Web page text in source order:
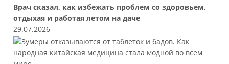
Врач сказал, как избежать проблем со здоровьем,
отдыхая и работая летом на даче
29.07.2026